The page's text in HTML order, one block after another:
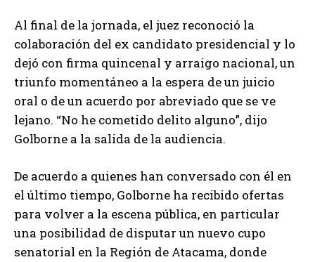
Al final de la jornada, el juez reconoció la
colaboración del ex candidato presidencial y lo
dejó con firma quincenal y arraigo nacional, un
triunfo momentáneo a la espera de un juicio
oral o de un acuerdo por abreviado que se ve
lejano. “No he cometido delito alguno”, dijo
Golborne a la salida de la audiencia.
De acuerdo a quienes han conversado con él en
el último tiempo, Golborne ha recibido ofertas
para volver a la escena pública, en particular
una posibilidad de disputar un nuevo cupo
senatorial en la Región de Atacama, donde